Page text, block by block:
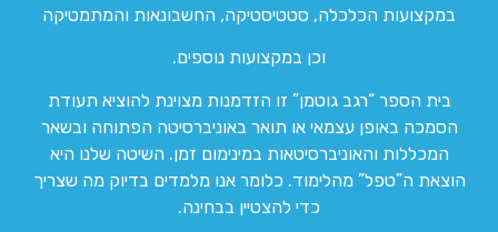
במקצועות הכלכלה, סטטיסטיקה, החשבונאות והמתמטיקה
וכן במקצועות נוספים.
בית הספר “רגב גוטמן” זו הזדמנות מצוינת להוציא תעודת
הסמכה באופן עצמאי או תואר באוניברסיטה הפתוחה ובשאר
המכללות והאוניברסיטאות במינימום זמן. השיטה שלנו היא
הוצאת ה”טפל” מהלימוד. כלומר אנו מלמדים בדיוק מה שצריך
כדי להצטיין בבחינה.